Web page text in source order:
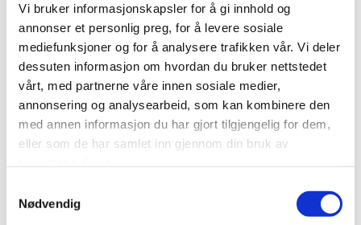
Vi bruker informasjonskapsler for å gi innhold og
annonser et personlig preg, for å levere sosiale
mediefunksjoner og for å analysere trafikken vår. Vi deler
dessuten informasjon om hvordan du bruker nettstedet
vårt, med partnerne våre innen sosiale medier,
annonsering og analysearbeid, som kan kombinere den
med annen informasjon du har gjort tilgjengelig for dem,
eller som de har samlet inn gjennom din bruk av
Nødvendig
Visdomstenner – Når bør du
oppsøke en tannlege?
Hva er visdomstenner? Visdomstenner er
de bakerste tennene i munnen, og de
visdomstenner ingen problemer, men i